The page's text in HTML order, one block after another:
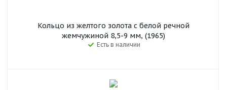
Кольцо из желтого золота с белой речной
жемчужиной 8,5-9 мм, (1965)
Есть в наличии